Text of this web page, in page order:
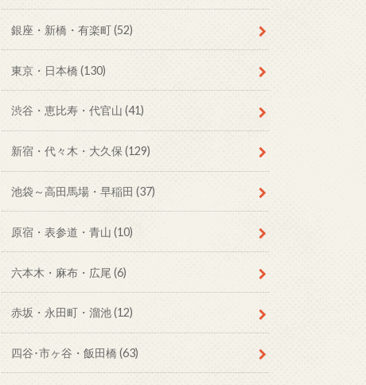
銀座・新橋・有楽町(52)
東京・日本橋 (130)
渋谷・恵比寿・代官山 (41)
新宿・代々木・大久保 (129)
池袋～高田馬場・早稲田 (37)
原宿・表参道・青山 (10)
六本木・麻布・広尾 (6)
赤坂・永田町・溜池(12)
四谷･市ヶ谷・飯田橋 (63)